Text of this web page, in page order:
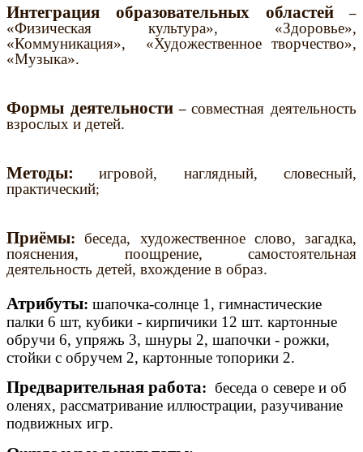
Интеграция образовательных областей –
«Физическая культура», «Здоровье»,
«Коммуникация», «Художественное творчество»,
«Музыка».
Формы деятельности–совместная деятельность
взрослых и детей.
Методы:
игровой, наглядный, словесный,
практический;
Приёмы:беседа, художественное слово, загадка,
пояснения, поощрение, самостоятельная
деятельность детей, вхождение в образ.
Атрибуты: шапочка-солнце 1, гимнастические
палки 6 шт, кубики - кирпичики 12 шт. картонные
обручи 6, упряжь 3, шнуры 2, шапочки - рожки,
стойки с обручем 2, картонные топорики 2.
Предварительная работа: беседа о севере и об
оленях, рассматривание иллюстрации, разучивание
подвижных игр.